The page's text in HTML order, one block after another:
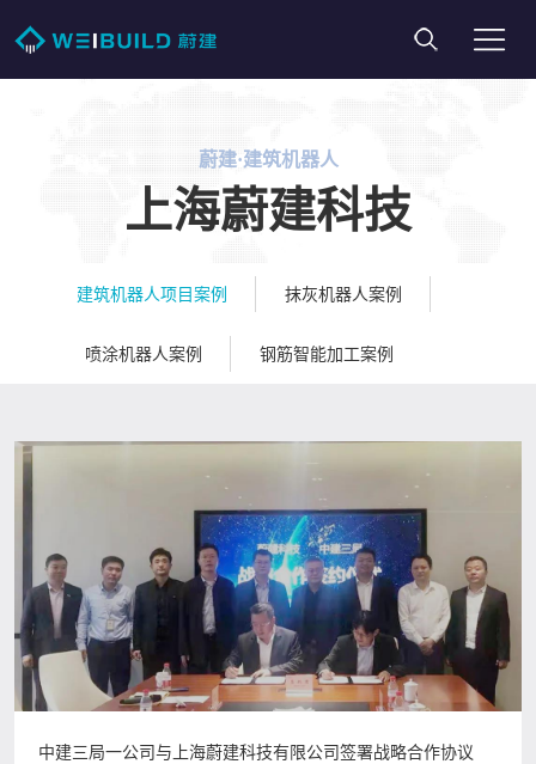
蔚建·建筑机器人
上海蔚建科技
建筑机器人项目案例 抹灰机器人案例
喷涂机器人案例 钢筋智能加工案例
中建三局一公司与上海蔚建科技有限公司签署战略合作协议